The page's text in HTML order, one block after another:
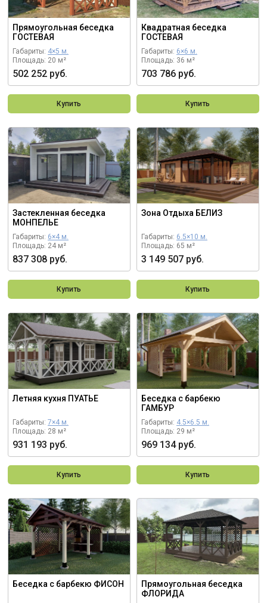
Прямоугольная беседка
ГОСТЕВАЯ
Габариты: 4×5 м.
Площадь: 20 м²
502 252 руб.
Купить
Квадратная беседка
ГОСТЕВАЯ
Габариты: 6×6 м.
Площадь: 36 м²
703 786 руб.
Купить
Застекленная беседка
МОНПЕЛЬЕ
Габариты: 6×4 м.
Площадь: 24 м²
837 308 руб.
Купить
Зона Отдыха БЕЛИЗ
Габариты: 6.5×10 м.
Площадь: 65 м²
3 149 507 руб.
Купить
Летняя кухня ПУАТЬЕ
Габариты: 7×4 м.
Площадь: 28 м²
931 193 руб.
Купить
Беседка с барбекю
ГАМБУР
Габариты: 4.5×6.5 м.
Площадь: 29 м²
969 134 руб.
Купить
Беседка с барбекю ФИСОН
Прямоугольная беседка
ФЛОРИДА